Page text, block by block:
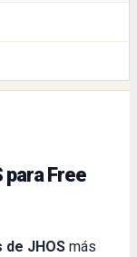
para Free
de JHOS más